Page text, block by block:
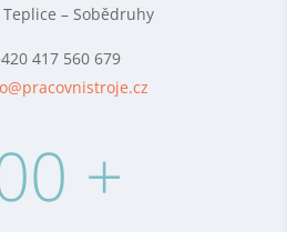
Teplice – Sobědruhy
417 560 679
+